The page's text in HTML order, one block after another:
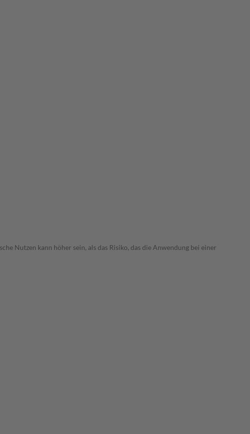
Nutzen kann höher sein, als das Risiko, das die Anwendung bei einer